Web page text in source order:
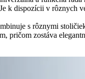
k dispozícii v rôznych
s rôznymi
pričom zostáva